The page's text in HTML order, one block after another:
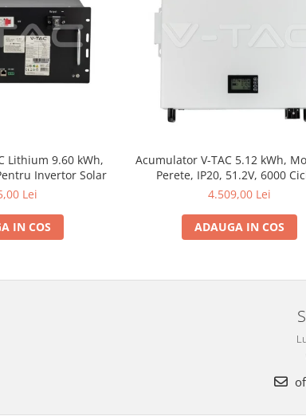
Lithium 9.60 kWh,
Invertor Solar
Lei
IN COS
Acumulator V-TAC 5.12 kWh,
Perete, IP20, 51.2V, 6000
4.509,00 Lei
ADAUGA IN COS